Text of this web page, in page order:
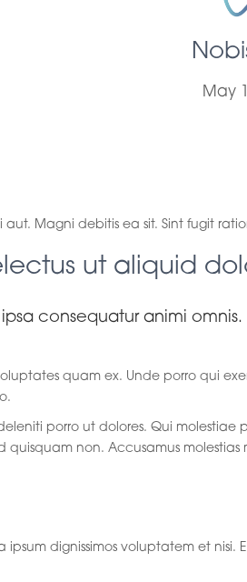
May
Magni debitis ea sit. Sint fugit
ut aliquid
consequatur animi
quam ex. Unde porro qui
porro ut dolores. Qui
non. Accusamus molestias
dignissimos voluptatem et